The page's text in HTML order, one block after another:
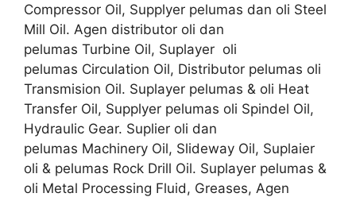
Compressor Oil, Supplyer pelumas dan oli Steel
Mill Oil. Agen distributor oli dan
pelumas Turbine Oil, Suplayer oli
pelumas Circulation Oil, Distributor pelumas oli
Transmision Oil. Suplayer pelumas & oli Heat
Transfer Oil, Supplyer pelumas oli Spindel Oil,
Hydraulic Gear. Suplier oli dan
pelumas Machinery Oil, Slideway Oil, Suplaier
oli & pelumas Rock Drill Oil. Suplayer pelumas &
oli Metal Processing Fluid, Greases, Agen